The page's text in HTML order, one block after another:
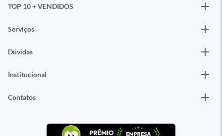
TOP 10 + VENDIDOS
Serviços
Dúvidas
Institucional
Contatos